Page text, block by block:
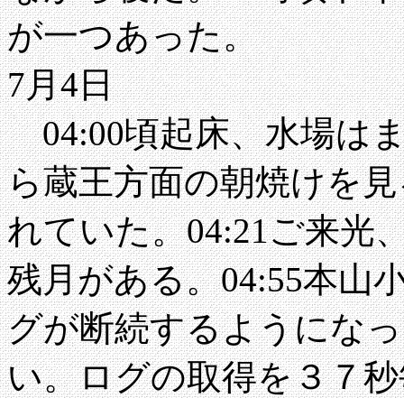
が一つあった。
7月4日
04:00頃起床、水場は
ら蔵王方面の朝焼けを
れていた。04:21ご来光
残月がある。04:55本山
グが断続するようにな
い。ログの取得を３７